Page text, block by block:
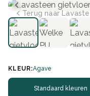
Terug naar
KLEUR:Agave
Standaard kleuren